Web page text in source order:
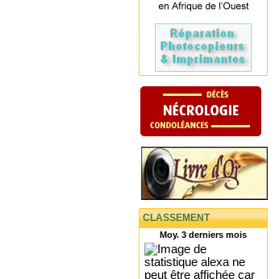
CLASSEMENT
Moy. 3 derniers mois